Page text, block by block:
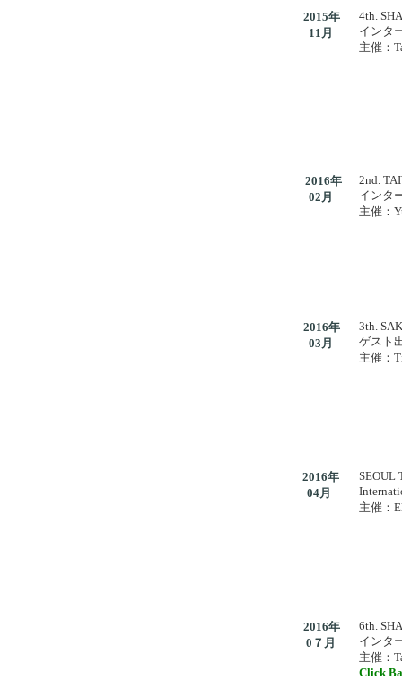
2015年
11月
4th.
インタ
主催：
2016年
02月
2nd.
インタ
主催：
2016年
03月
3th.
ゲスト
主催：
2016年
04月
SEOUL
I
主催：
2016年
0７月
6th.
インタ
主催：
Click